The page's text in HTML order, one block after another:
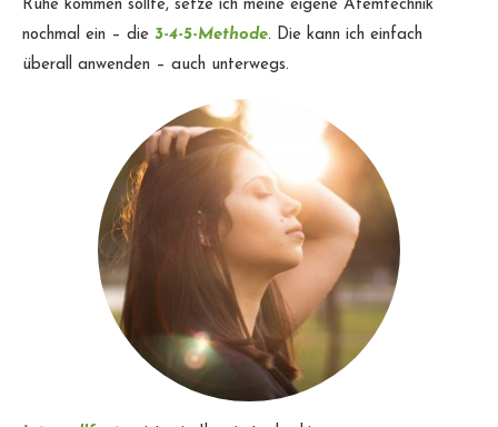
Ruhe kommen sollte, setze ich meine eigene Atemtechnik
nochmal ein – die 3-4-5-Methode. Die kann ich einfach
überall anwenden – auch unterwegs.